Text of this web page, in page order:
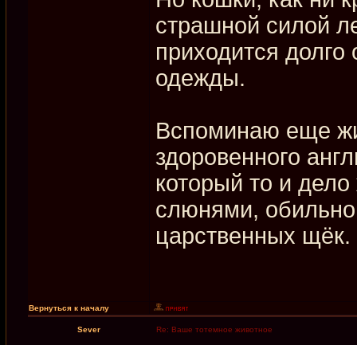
страшной силой
приходится долго
одежды.
Вспоминаю еще
здоровенного
который то и
слюнями,
царственных щёк.
Вернуться к началу
Sever Re: Ваше тотемное животное